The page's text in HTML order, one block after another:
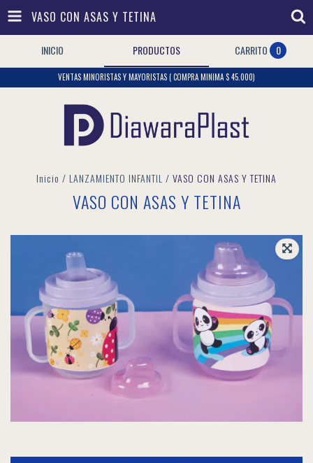
VASO CON ASAS Y TETINA
INICIO PRODUCTOS CARRITO 0
VENTAS MINORISTAS Y MAYORISTAS ( COMPRA MINIMA $ 45.000)
Inicio / LANZAMIENTO INFANTIL / VASO CON ASAS Y TETINA
VASO CON ASAS Y TETINA